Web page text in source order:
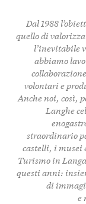
Dal 1988
quello di
l’inevitabile
abbiamo
volontari e
Anche noi, così,
Langhe
straordinario
castelli, i musei
Turismo in
questi anni:
di
e